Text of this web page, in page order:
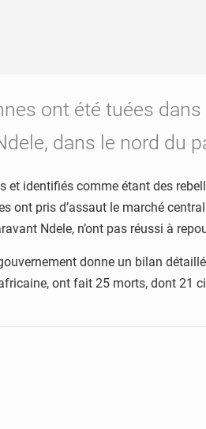
ont été tuées
dans le nord du
et identifiés comme étant des
ont pris d’assaut le marché
Ndele, n’ont pas réussi à
donne un bilan
ont fait 25 morts, dont 21